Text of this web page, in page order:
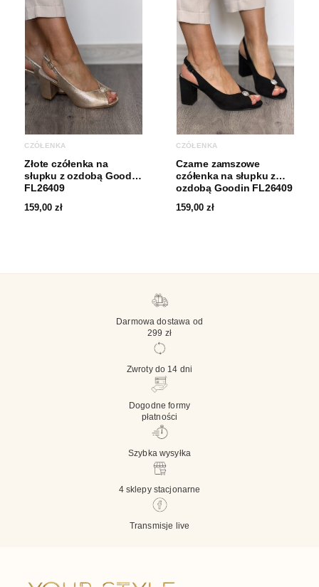
CZÓŁENKA
Złote czółenka na
słupku z ozdobą Goodin
FL26409
159,00zł
CZÓŁENKA
Czarne zamszowe
czółenka na słupku z
ozdobą Goodin FL26409
159,00zł
Darmowa dostawa od
299 zł
Zwroty do 14 dni
Dogodne formy
płatności
Szybka wysyłka
4 sklepy stacjonarne
Transmisje live